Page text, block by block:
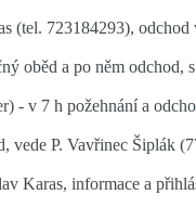
(tel. 723184293),
oběd a po něm
- v 7 h požehnání a
vede P. Vavřinec Šiplák
Karas, informace a